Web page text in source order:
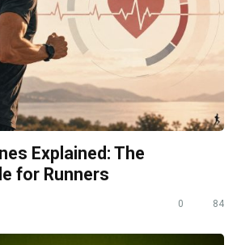
Explained: The
for Runners
0 84